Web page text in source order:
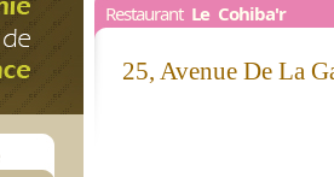
Restaurant Le Cohiba'r
25, Avenue De La